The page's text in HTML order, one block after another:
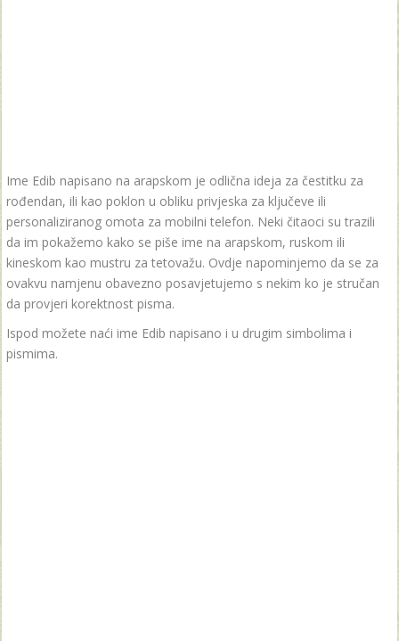
Ime Edib napisano na arapskom je odlična ideja za čestitku za
rođendan, ili kao poklon u obliku privjeska za ključeve ili
personaliziranog omota za mobilni telefon. Neki čitaoci su trazili
da im pokažemo kako se piše ime na arapskom, ruskom ili
kineskom kao mustru za tetovažu. Ovdje napominjemo da se za
ovakvu namjenu obavezno posavjetujemo s nekim ko je stručan
da provjeri korektnost pisma.
Ispod možete naći ime Edib napisano i u drugim simbolima i
pismima.